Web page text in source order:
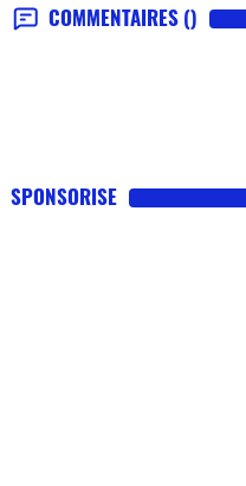
COMMENTAIRES ()
SPONSORISE